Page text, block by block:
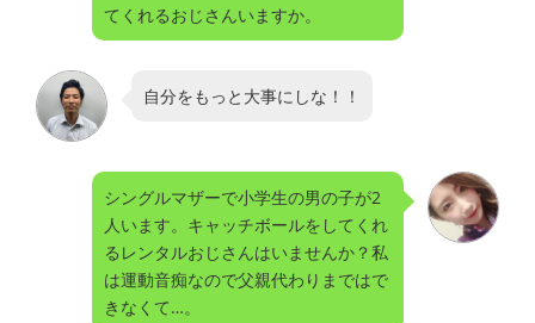
てくれるおじさんいますか。
自分をもっと大事にしな！！
シングルマザーで小学生の男の子が2
人います。キャッチボールをしてくれ
るレンタルおじさんはいませんか？私
は運動音痴なので父親代わりまではで
きなくて…。